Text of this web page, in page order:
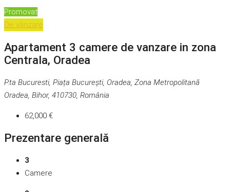
Promovat
De vânzare
Apartament 3 camere de vanzare in zona
Centrala, Oradea
P.ta Bucuresti, Piața București, Oradea, Zona Metropolitană
Oradea, Bihor, 410730, România
62,000 €
Prezentare generală
3
Camere